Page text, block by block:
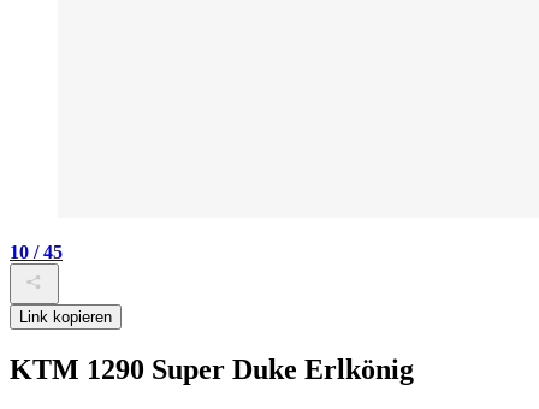
10 / 45
Link kopieren
KTM 1290 Super Duke Erlkönig